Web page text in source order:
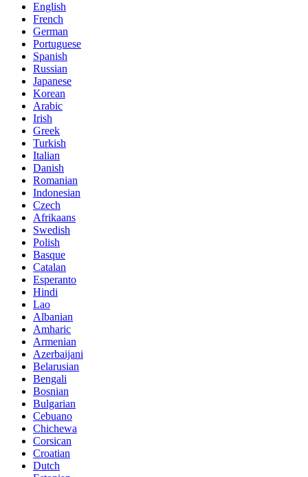
English
French
German
Portuguese
Spanish
Russian
Japanese
Korean
Arabic
Irish
Greek
Turkish
Italian
Danish
Romanian
Indonesian
Czech
Afrikaans
Swedish
Polish
Basque
Catalan
Esperanto
Hindi
Lao
Albanian
Amharic
Armenian
Azerbaijani
Belarusian
Bengali
Bosnian
Bulgarian
Cebuano
Chichewa
Corsican
Croatian
Dutch